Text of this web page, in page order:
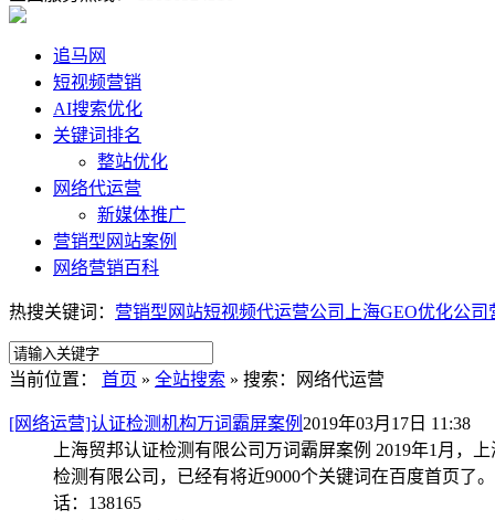
追马网
短视频营销
AI搜索优化
关键词排名
整站优化
网络代运营
新媒体推广
营销型网站案例
网络营销百科
热搜关键词： 营销型网站短视频代运营公司 上海GEO优化公司
当前位置： 首页 » 全站搜索 » 搜索：网络代运营
[网络运营]认证检测机构万词霸屏案例 2019年03月17日 11:38
上海贸邦认证检测有限公司万词霸屏案例 2019年1月，
检测有限公司，已经有将近9000个关键词在百度首页了
话：138165